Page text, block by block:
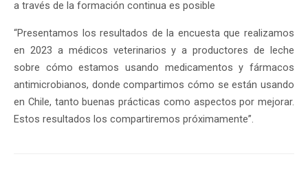
a través de la formación continua es posible
“Presentamos los resultados de la encuesta que realizamos
en 2023 a médicos veterinarios y a productores de leche
sobre cómo estamos usando medicamentos y fármacos
antimicrobianos, donde compartimos cómo se están usando
en Chile, tanto buenas prácticas como aspectos por mejorar.
Estos resultados los compartiremos próximamente”.